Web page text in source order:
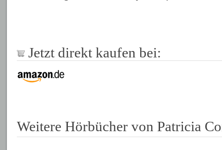
Jetzt direkt kaufen bei:
Weitere Hörbücher von Patricia